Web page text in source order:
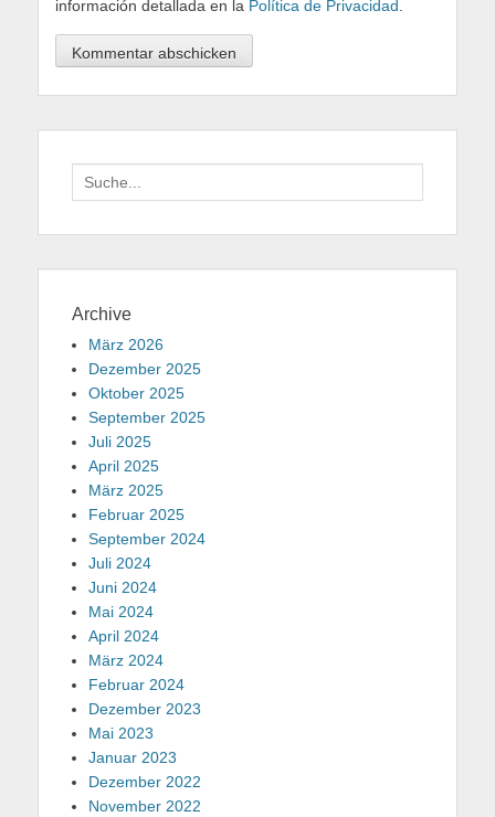
información detallada en la Política de Privacidad.
Suche
für:
Archive
März 2026
Dezember 2025
Oktober 2025
September 2025
Juli 2025
April 2025
März 2025
Februar 2025
September 2024
Juli 2024
Juni 2024
Mai 2024
April 2024
März 2024
Februar 2024
Dezember 2023
Mai 2023
Januar 2023
Dezember 2022
November 2022